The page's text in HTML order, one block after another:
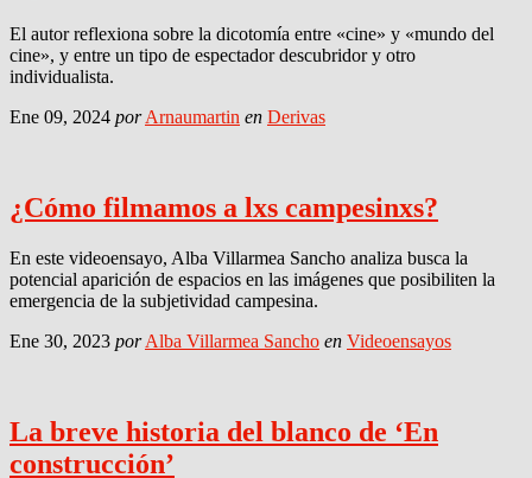
El autor reflexiona sobre la dicotomía entre «cine» y «mundo del
cine», y entre un tipo de espectador descubridor y otro
individualista.
Ene 09, 2024 por Arnaumartin en Derivas
¿Cómo filmamos a lxs campesinxs?
En este videoensayo, Alba Villarmea Sancho analiza busca la
potencial aparición de espacios en las imágenes que posibiliten la
emergencia de la subjetividad campesina.
Ene 30, 2023 por Alba Villarmea Sancho en Videoensayos
La breve historia del blanco de ‘En
construcción’